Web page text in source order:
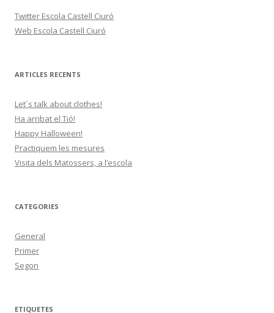
Twitter Escola Castell Ciuró
Web Escola Castell Ciuró
ARTICLES RECENTS
Let´s talk about clothes!
Ha arribat el Tió!
Happy Halloween!
Practiquem les mesures
Visita dels Matossers, a l’escola
CATEGORIES
General
Primer
Segon
ETIQUETES